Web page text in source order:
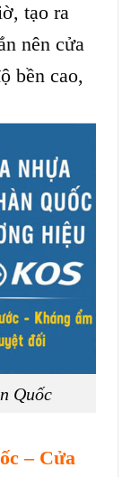
tạo ra
nên cửa
bền cao,
Quốc
– Cửa